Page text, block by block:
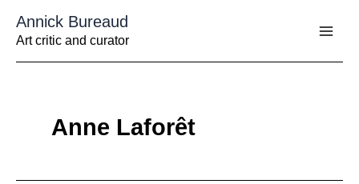
contenu
Annick Bureaud
Art critic and curator
Anne Laforêt